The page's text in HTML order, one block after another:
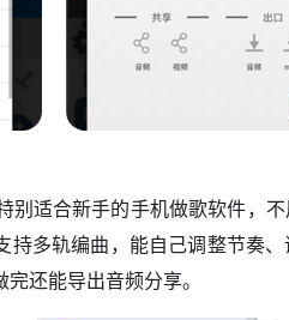
别适合新手的手机做歌软件，
持多轨编曲，能自己调整节奏
还能导出音频分享。